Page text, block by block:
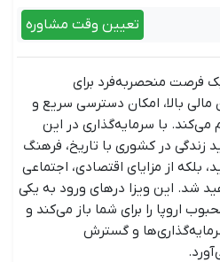
تعیین وقت مشاوره
فرصت منحصربه‌فرد برای
مالی بالا، امکان دسترسی سریع و
می‌کند. با سرمایه‌گذاری در این
زندگی در کشوری با تاریخ، فرهنگ
بلکه از مزایای اقتصادی، اجتماعی
شد. این ویزا درهای ورود به یکی
اروپا را برای شما باز می‌کند و
و گسترش